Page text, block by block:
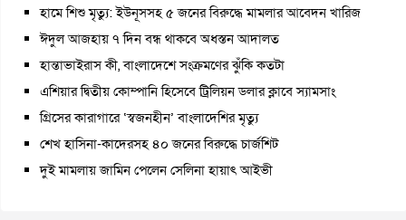
হামে শিশু মৃত্যু: ইউনূসসহ ৫ জনের বিরুদ্ধে মামলার আবেদন খারিজ
ঈদুল আজহায় ৭ দিন বন্ধ থাকবে অধস্তন আদালত
হান্তাভাইরাস কী, বাংলাদেশে সংক্রমণের ঝুঁকি কতটা
এশিয়ার দ্বিতীয় কোম্পানি হিসেবে ট্রিলিয়ন ডলার ক্লাবে স্যামসাং
গ্রিসের কারাগারে ‘স্বজনহীন’ বাংলাদেশির মৃত্যু
শেখ হাসিনা-কাদেরসহ ৪০ জনের বিরুদ্ধে চার্জশিট
দুই মামলায় জামিন পেলেন সেলিনা হায়াৎ আইভী